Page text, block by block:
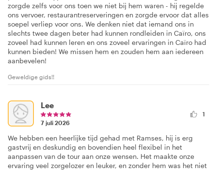
zorgde zelfs voor ons toen we niet bij hem waren - hij regelde
ons vervoer, restaurantreserveringen en zorgde ervoor dat alles
soepel verliep voor ons. We denken niet dat iemand ons in
slechts twee dagen beter had kunnen rondleiden in Caïro, ons
zoveel had kunnen leren en ons zoveel ervaringen in Caïro had
kunnen bieden! We missen hem en zouden hem aan iedereen
aanbevelen!
Geweldige gids!!
Lee
7 juli 2026
1
We hebben een heerlijke tijd gehad met Ramses, hij is erg
gastvrij en deskundig en bovendien heel flexibel in het
aanpassen van de tour aan onze wensen. Het maakte onze
ervaring veel zorgelozer en leuker, en zonder hem was het niet